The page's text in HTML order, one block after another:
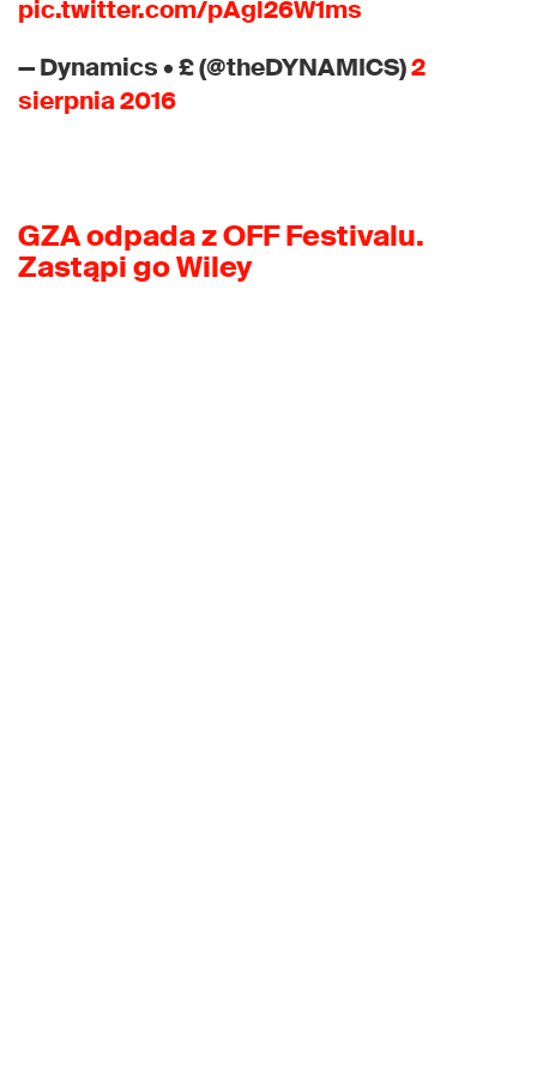
pic.twitter.com/pAgl26W1ms
— Dynamics • £ (@theDYNAMICS)2
sierpnia 2016
GZA odpada z OFF Festivalu.
Zastąpi go Wiley